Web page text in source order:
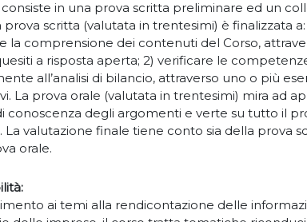
consiste in una prova scritta preliminare ed un
prova scritta (valutata in trentesimi) è finalizzata a:
la comprensione dei contenuti del Corso,
a risposta aperta; 2) verificare le
all’analisi di bilancio, attraverso uno o più
La prova orale (valutata in trentesimi) mira ad
conoscenza degli argomenti e verte su tutto il
La valutazione finale tiene conto sia della prova
orale.
ai temi alla rendicontazione delle